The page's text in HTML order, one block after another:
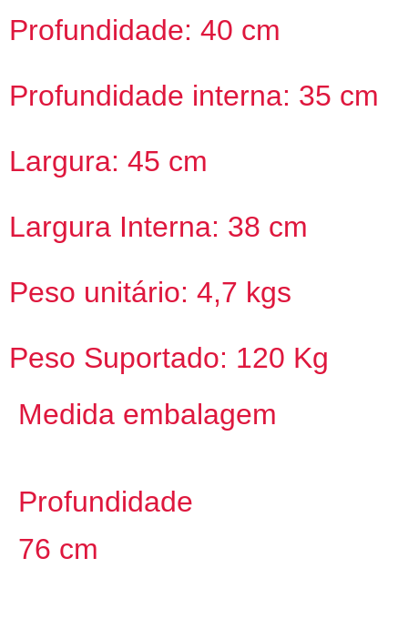
Profundidade: 40 cm
Profundidade interna: 35 cm
Largura: 45 cm
Largura Interna: 38 cm
Peso unitário: 4,7 kgs
Peso Suportado: 120 Kg
Medida embalagem
Profundidade
76 cm